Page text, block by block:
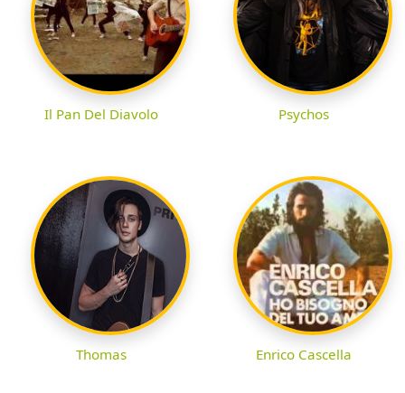
Il Pan Del Diavolo Psychos
Thomas Enrico Cascella